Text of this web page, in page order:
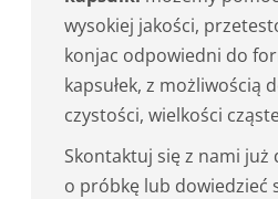
wysokiej jakości,
konjac odpowiedni do
kapsułek, z możliwością
czystości, wielkości
Skontaktuj się z nami już
o próbkę lub dowiedzieć